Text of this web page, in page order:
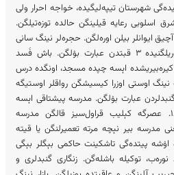
شهرستان تیپه‌لیگیده، خواجه احرار ولی
رعایه قیلینگن حالده توزه‌تیلگن.
ایوانلر بیلن اوره‌لگن. حجره‌‌لر نینگ سانی
۳۸ته بۉلیب، مدرسه دستلب قوریلگنیده ۳ قبتدن عبارت بۉلگن. باش فَسد
اېسه چپده مسجد، اونگده درس
اوستی اوزرا کیسیشگن رواقلر اوستیگه
عبارت بۉلگن. مدرسه پیشتاقی اېسه
جلوه نقشلر بیلن بېزه‌تیلگن. ۱۸. عصرگه کېلیب قراول‌سیز قالگن مدرسه
مدرسه بیر نېچه مرته تعمیرلنگن یا قیته
۱۸۳۱-۱۸۳۰ ییللریده اۉشه پیتده‌گی تاشکینت حاکمی بېگلر بېگی
توکیله باشله‌گن. زنگاری گنبدلری و